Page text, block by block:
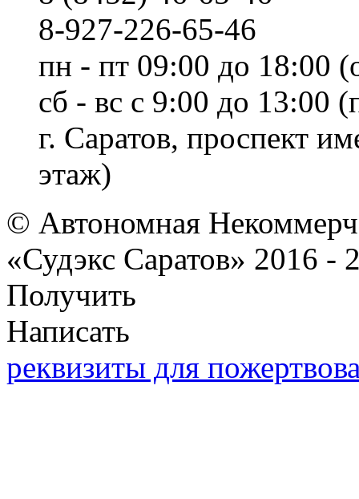
8-927-226-65-46
пн - пт 09:00 до 18:00
сб - вс с 9:00 до 13:00
г. Саратов, проспект
этаж)
© Автономная
«Судэкс Саратов» 2016 -
Получить
Написать
реквизиты для